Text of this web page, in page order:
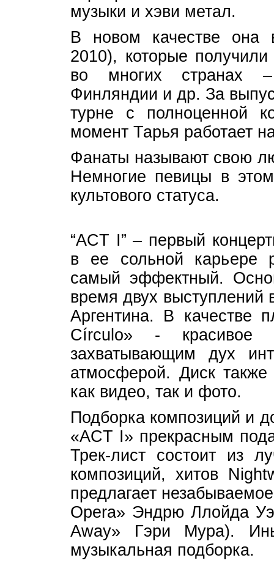
музыки и хэви метал.
В новом качестве она
2010), которые получили
во многих странах
Финляндии и др. За
турне с полноценной
момент Тарья работает
Фанаты называют свою
Немногие певицы в
культового статуса.
“ACT I” – первый
в ее сольной карьере
самый эффектный.
время двух выступлений
Аргентина. В качестве
Círculo» - красивое
захватывающим дух
атмосферой. Диск
как видео, так и фото.
Подборка композиций и
«ACT I» прекрасным
Трек-лист состоит из
композиций, хитов
предлагает
Opera» Эндрю Ллойда
Away» Гэри Мура).
музыкальная подборка.